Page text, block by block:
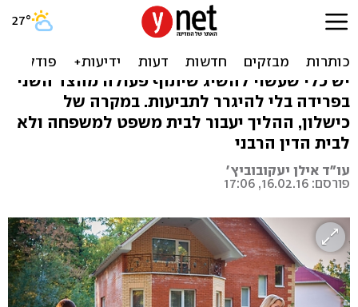
טיפ למתגרשת: מה זו "בקשת
יישוב סכסוך"?
יש כלי שעשוי להשיג שיתוף פעולה מהצד השני
בפרידה בלי להיגרר לתביעות. במקרה של
כישלון, ההליך יעבור לבית משפט למשפחה ולא
לבית הדין הרבני
עו"ד אילן יעקובוביץ'
פורסם: 16.02.16, 17:06